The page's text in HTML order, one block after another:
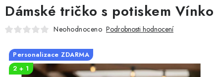
PRO DĚTI
PRO PÁRY
Dámské tričko s potiskem Vínko
Neohodnoceno Podrobnosti hodnocení
Personalizace ZDARMA
2 + 1